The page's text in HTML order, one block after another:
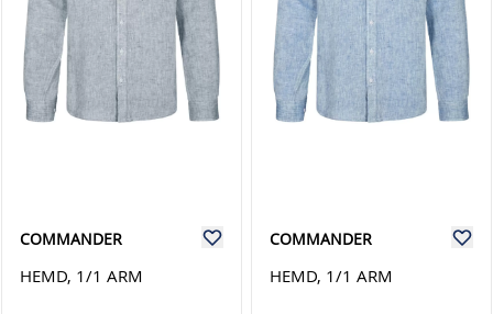
COMMANDER
HEMD, 1/1 ARM
COMMANDER
HEMD, 1/1 ARM